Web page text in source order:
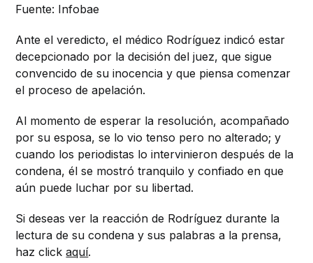
Fuente: Infobae
Ante el veredicto, el médico Rodríguez indicó estar
decepcionado por la decisión del juez, que sigue
convencido de su inocencia y que piensa comenzar
el proceso de apelación.
Al momento de esperar la resolución, acompañado
por su esposa, se lo vio tenso pero no alterado; y
cuando los periodistas lo intervinieron después de la
condena, él se mostró tranquilo y confiado en que
aún puede luchar por su libertad.
Si deseas ver la reacción de Rodríguez durante la
lectura de su condena y sus palabras a la prensa,
haz clickaquí.